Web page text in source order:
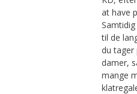
at have
til de
du tager
damer,
mange